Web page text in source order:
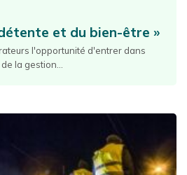
et du bien-être »
l'opportunité d'entrer dans
la gestion...